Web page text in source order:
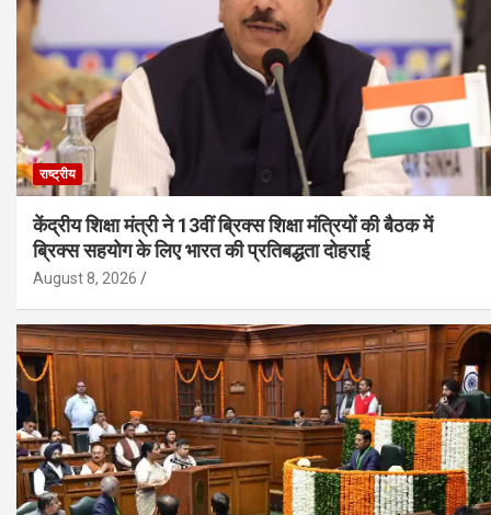
राष्ट्रीय
केंद्रीय शिक्षा मंत्री ने 13वीं ब्रिक्स शिक्षा मंत्रियों की बैठक में
ब्रिक्स सहयोग के लिए भारत की प्रतिबद्धता दोहराई
August 8, 2026